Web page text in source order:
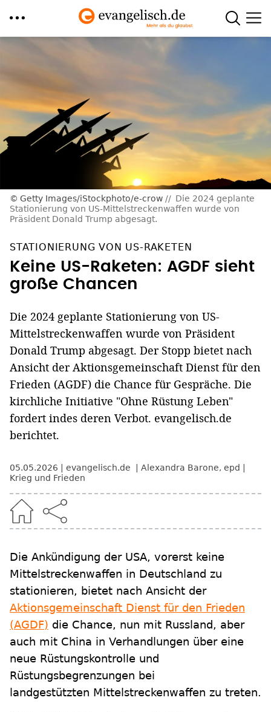
Direkt
Inhalt
Getty Images/iStockphoto/e-crow
Die 2024 geplante
Stationierung von US-Mittelstreckenwaffen wurde von
Präsident Donald Trump abgesagt.
STATIONIERUNG VON US-RAKETEN
Keine US-Raketen: AGDF sieht
große Chancen
Die 2024 geplante Stationierung von US-
Mittelstreckenwaffen wurde von Präsident
Donald Trump abgesagt. Der Stopp bietet nach
Ansicht der Aktionsgemeinschaft Dienst für den
Frieden (AGDF) die Chance für Gespräche. Die
kirchliche Initiative "Ohne Rüstung Leben"
fordert indes deren Verbot. evangelisch.de
berichtet.
05.05.2026 evangelisch.de Alexandra Barone, epd
Krieg und Frieden
Die Ankündigung der USA, vorerst keine
Mittelstreckenwaffen in Deutschland zu
stationieren, bietet nach Ansicht der
Aktionsgemeinschaft Dienst für den Frieden
(AGDF) die Chance, nun mit Russland, aber
auch mit China in Verhandlungen über eine
neue Rüstungskontrolle und
Rüstungsbegrenzungen bei
landgestützten Mittelstreckenwaffen zu treten.